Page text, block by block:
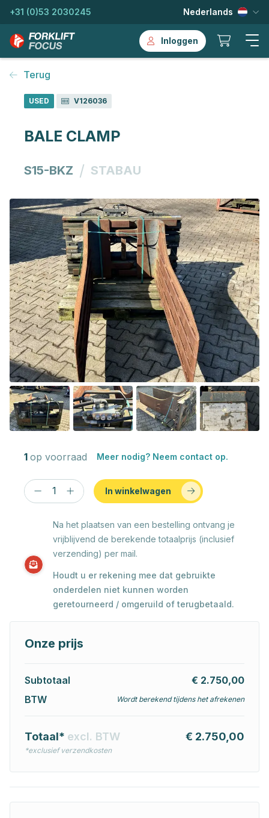
+31 (0)53 2030245 Nederlands
Inloggen
Terug
USED V126036
BALE CLAMP
S15-BKZ / STABAU
1 op voorraad Meer nodig? Neem contact op.
In winkelwagen
Na het plaatsen van een bestelling ontvang je
vrijblijvend de berekende totaalprijs (inclusief
verzending) per mail.
Houdt u er rekening mee dat gebruikte
onderdelen niet kunnen worden
geretourneerd / omgeruild of terugbetaald.
Onze prijs
Subtotaal
€ 2.750,00
BTW
Wordt berekend tijdens het afrekenen
Totaal* excl. BTW
*exclusief verzendkosten
€ 2.750,00